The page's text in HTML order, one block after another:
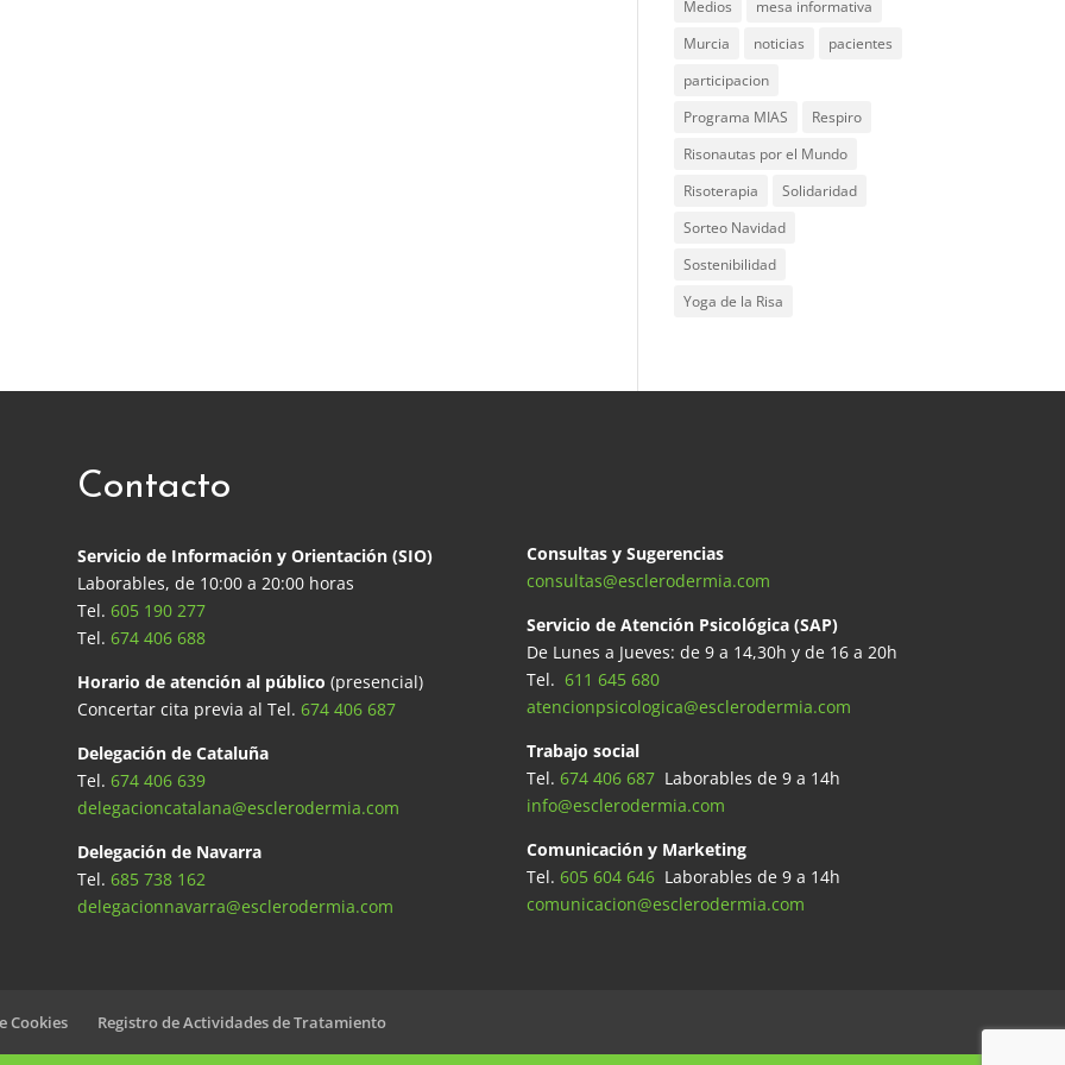
Medios
mesa informativa
Murcia
noticias
pacientes
participacion
Programa MIAS
Respiro
Risonautas por el Mundo
Risoterapia
Solidaridad
Sorteo Navidad
Sostenibilidad
Yoga de la Risa
Contacto
Servicio de Información y Orientación (SIO)
Laborables, de 10:00 a 20:00 horas
Tel. 605 190 277
Tel. 674 406 688
Horario de atención al público (presencial)
Concertar cita previa al Tel. 674 406 687
Delegación de Cataluña
Tel. 674 406 639
delegacioncatalana@esclerodermia.com
Delegación de Navarra
Tel. 685 738 162
delegacionnavarra@esclerodermia.com
Consultas y Sugerencias
consultas@esclerodermia.com
Servicio de Atención Psicológica (SAP)
De Lunes a Jueves: de 9 a 14,30h y de 16 a 20h
Tel. 611 645 680
atencionpsicologica@esclerodermia.com
Trabajo social
Tel. 674 406 687 Laborables de 9 a 14h
info@esclerodermia.com
Comunicación y Marketing
Tel. 605 604 646Laborables de 9 a 14h
comunicacion@esclerodermia.com
Cookies Registro de Actividades de Tratamiento